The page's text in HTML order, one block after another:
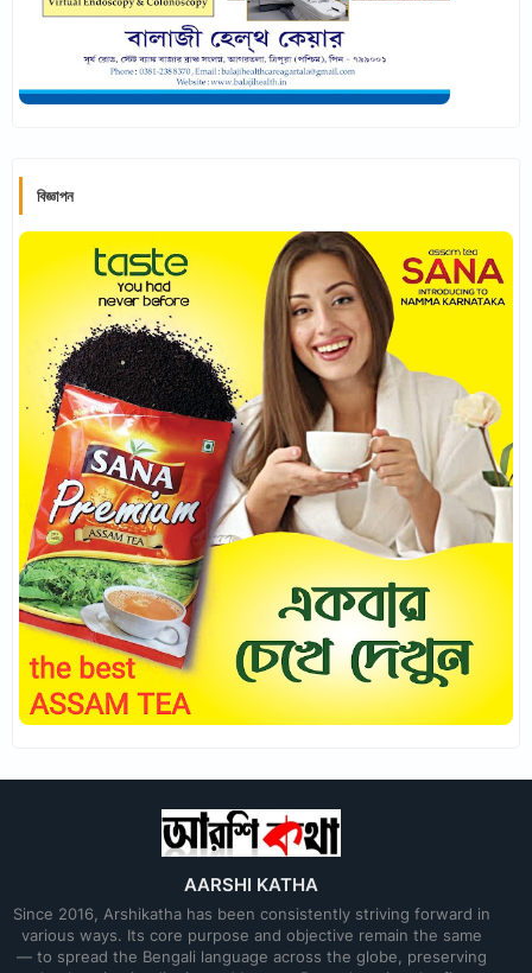
বিজ্ঞাপন
AARSHI KATHA
Since 2016, Arshikatha has been consistently striving forward in
various ways. Its core purpose and objective remain the same
— to spread the Bengali language across the globe, preserving